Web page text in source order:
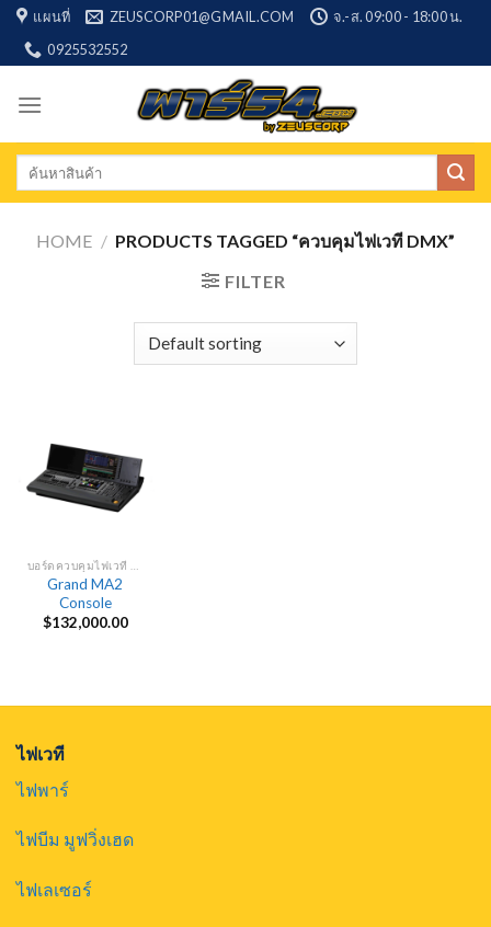
Skip
content
แผนที่ ZEUSCORP01@GMAIL.COM
จ.-ส. 09:00 - 18:00 น.
0925532552
Search
HOME / PRODUCTS TAGGED “ควบคุมไฟเวที DMX”
FILTER
Grand MA2
Console
$132,000.00
ไฟเวที
ไฟพาร์
ไฟบีม มูฟวิ่งเฮด
ไฟเลเซอร์